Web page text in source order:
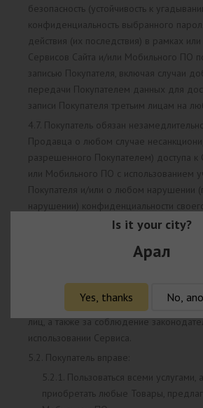
безопасность (устойчивость к
конфиденциальность выбранного
действия (их последствия) в рамках
Сервисов Сайта и/или Мобильного ПО
записью Покупателя, включая случаи
передачи Покупателем данных для
записи Покупателя третьим лицам на
4.7. Покупатель обязан
Продавца о любом случае
разрешенного Покупателем) доступа к
или Мобильного ПО с использованием
Покупателя и/или о любом нарушении
нарушении) конфиденциальности
5. Условия использования Сервисов
5.1. Покупатель самостоятельно несет
приведут к нарушению прав и законных
лиц, а также за соблюдение
использовании Сервиса.
5.2. Покупатель вправе:
5.2.1. Пользоваться всеми услугами,
приобретать любые Товары,
Is it your city?
Арал
Yes, thanks No,